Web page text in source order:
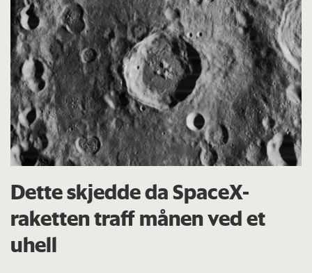
Dette skjedde da SpaceX-
raketten traff månen ved et
uhell